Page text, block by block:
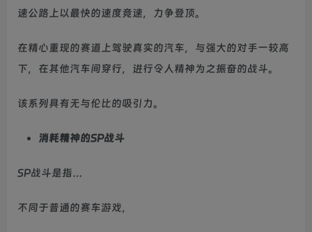
速公路上以最快的速度竞速，力争登顶。
在精心重现的赛道上驾驶真实的汽车，与强大的对手一较高
下，在其他汽车间穿行，进行令人精神为之振奋的战斗。
该系列具有无与伦比的吸引力。
消耗精神的SP战斗
SP战斗是指…
不同于普通的赛车游戏，